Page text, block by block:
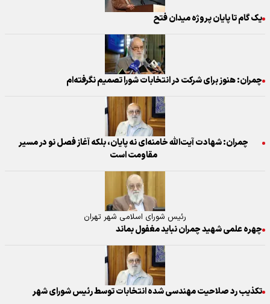
یک گام تا پایان پروژه میدان فتح
چمران: هنوز برای شرکت در انتخابات شورا تصمیم نگرفته‌ام
چمران: شهادت آیت‌الله خامنه‌ای نه پایان، بلکه آغاز فصل نو در مسیر
مقاومت است
رئیس شوراى اسلامى شهر تهران
چهره علمى شهید چمران نباید مغفول بماند
تکذیب رد صلاحیت مهندسی شده انتخابات توسط رئیس شورای شهر